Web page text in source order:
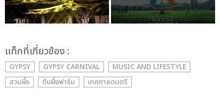
เเท็กที่เกี่ยวข้อง :
GYPSY GYPSY CARNIVAL
MUSIC AND LIFESTYLE
สวนผึ้ง
ต้นผึ้งฟาร์ม เทศกาลดนตรี